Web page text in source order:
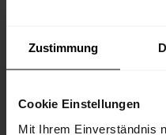
Zustimmung
Cookie Einstellungen
Mit Ihrem Einverständnis